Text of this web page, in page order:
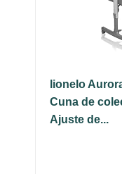
lionelo
Cuna de
Ajuste de...